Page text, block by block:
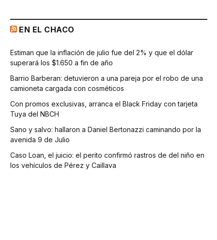
EN EL CHACO
Estiman que la inflación de julio fue del 2% y que el dólar
superará los $1.650 a fin de año
Barrio Barberan: detuvieron a una pareja por el robo de una
camioneta cargada con cosméticos
Con promos exclusivas, arranca el Black Friday con tarjeta
Tuya del NBCH
Sano y salvo: hallaron a Daniel Bertonazzi caminando por la
avenida 9 de Julio
Caso Loan, el juicio: el perito confirmó rastros de del niño en
los vehículos de Pérez y Caillava